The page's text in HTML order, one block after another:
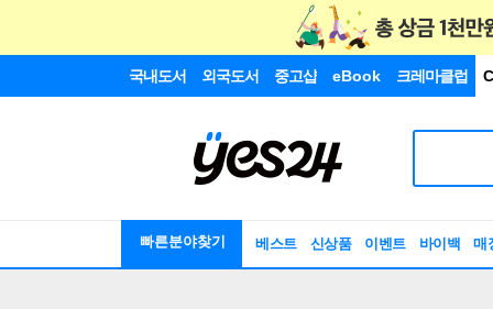
국내도서 외국도서 중고샵 eBook 크레마클럽
빠른분야찾기 베스트 신상품 이벤트 바이백 매